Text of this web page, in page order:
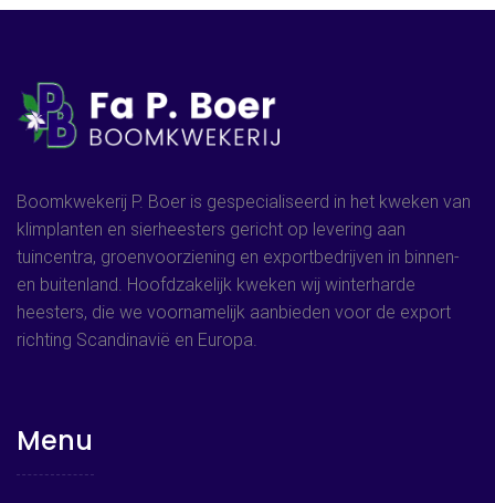
Boomkwekerij P. Boer is gespecialiseerd in het kweken van
klimplanten en sierheesters gericht op levering aan
tuincentra, groenvoorziening en exportbedrijven in binnen-
en buitenland. Hoofdzakelijk kweken wij winterharde
heesters, die we voornamelijk aanbieden voor de export
richting Scandinavië en Europa.
Menu